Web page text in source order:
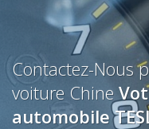
Contactez-Nous
voiture Chine
automobile